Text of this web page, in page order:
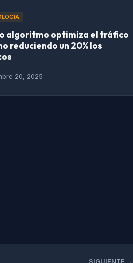
algoritmo optimiza el tráfico
reduciendo un 20% los
20, 2025
SIGUIENTE →